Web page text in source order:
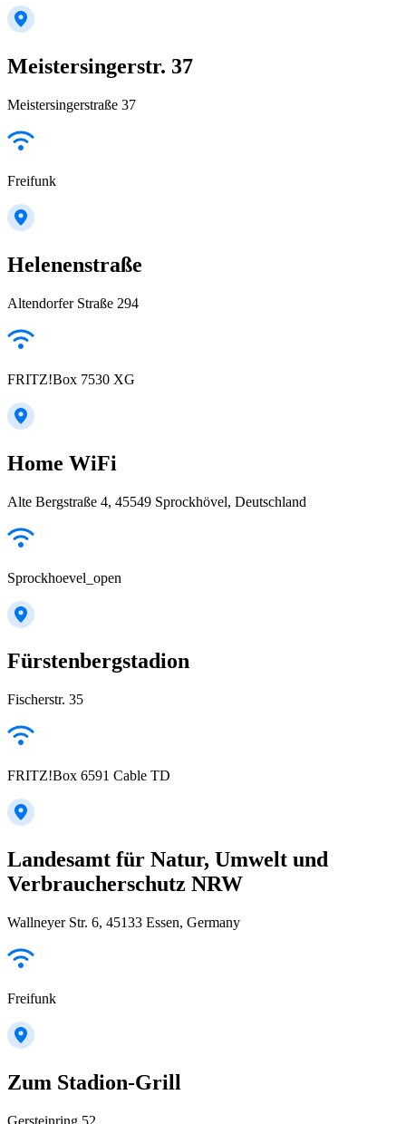
Meistersingerstr. 37
Meistersingerstraße 37
Freifunk
Helenenstraße
Altendorfer Straße 294
FRITZ!Box 7530 XG
Home WiFi
Alte Bergstraße 4, 45549 Sprockhövel, Deutschland
Sprockhoevel_open
Fürstenbergstadion
Fischerstr. 35
FRITZ!Box 6591 Cable TD
Landesamt für Natur, Umwelt und
Verbraucherschutz NRW
Wallneyer Str. 6, 45133 Essen, Germany
Freifunk
Zum Stadion-Grill
Gersteinring 52